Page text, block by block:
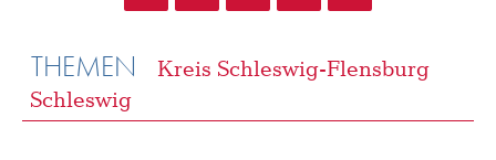
THEMEN
Kreis Schleswig-Flensburg
Schleswig